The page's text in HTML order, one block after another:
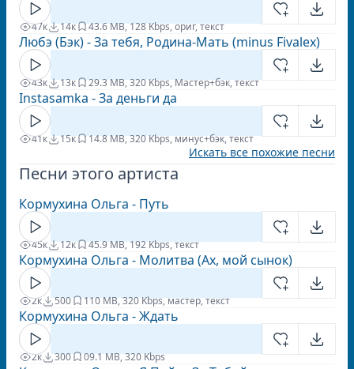
47к 14к 43.6 MB, 128 Kbps, ориг, текст
Любэ (Бэк) - За тебя, Родина-Мать (minus Fivalex)
43к 13к 29.3 MB, 320 Kbps, Мастер+бэк, текст
Instasamka - За деньги да
41к 15к 14.8 MB, 320 Kbps, минус+бэк, текст
Искать все похожие песни
Песни этого артиста
Кормухина Ольга - Путь
45к 12к 45.9 MB, 192 Kbps, текст
Кормухина Ольга - Молитва (Ах, мой сынок)
2к 500 110 MB, 320 Kbps, мастер, текст
Кормухина Ольга - Ждать
2к 300 09.1 MB, 320 Kbps